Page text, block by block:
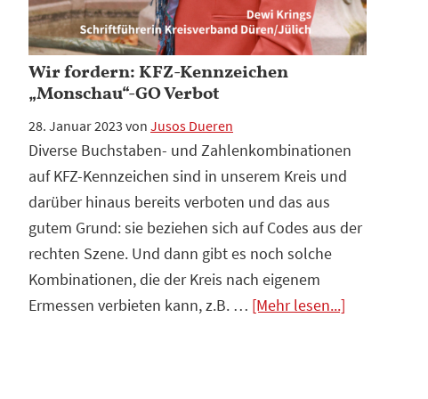
Wir fordern: KFZ-Kennzeichen
„Monschau“-GO Verbot
28. Januar 2023 von Jusos Dueren
Diverse Buchstaben- und Zahlenkombinationen
auf KFZ-Kennzeichen sind in unserem Kreis und
darüber hinaus bereits verboten und das aus
gutem Grund: sie beziehen sich auf Codes aus der
rechten Szene. Und dann gibt es noch solche
Kombinationen, die der Kreis nach eigenem
Ermessen verbieten kann, z.B. … [Mehr lesen...]